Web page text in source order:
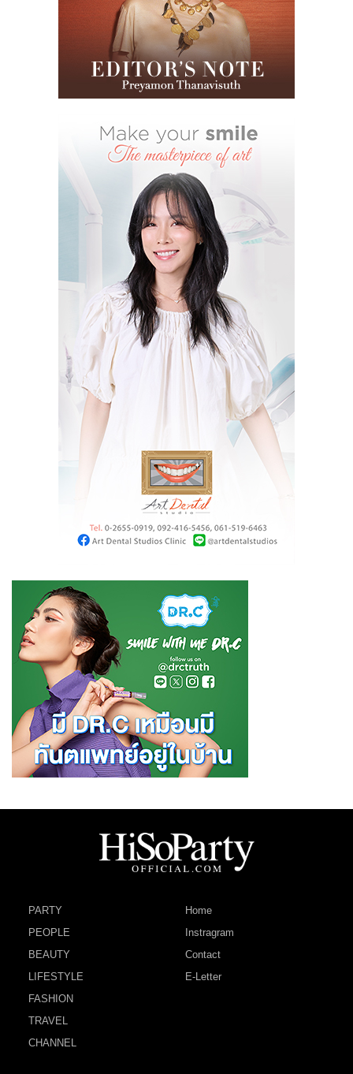
PARTY
PEOPLE
BEAUTY
LIFESTYLE
FASHION
TRAVEL
CHANNEL
Home
Instragram
Contact
E-Letter